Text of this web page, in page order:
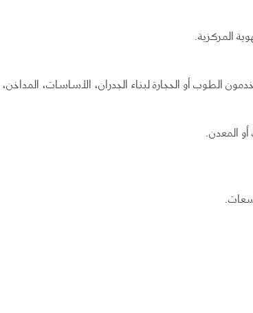
المركزية.
الطوب أو الحجارة لبناء الجدران، الأساسات،
المعدن.